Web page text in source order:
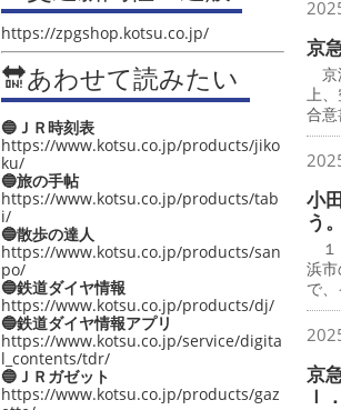
https://zpgshop.kotsu.co.jp/
🔛あわせて読みたい
🔵ＪＲ時刻表
https://www.kotsu.co.jp/products/jiko
ku/
🔵旅の手帖
https://www.kotsu.co.jp/products/tab
i/
🔵散歩の達人
https://www.kotsu.co.jp/products/san
po/
🔵鉄道ダイヤ情報
https://www.kotsu.co.jp/products/dj/
🔵鉄道ダイヤ情報アプリ
https://www.kotsu.co.jp/service/digita
l_contents/tdr/
🔵ＪＲガゼット
https://www.kotsu.co.jp/products/gaz
京
京
上
合意
小
う
１
浜
で
京
ｌ